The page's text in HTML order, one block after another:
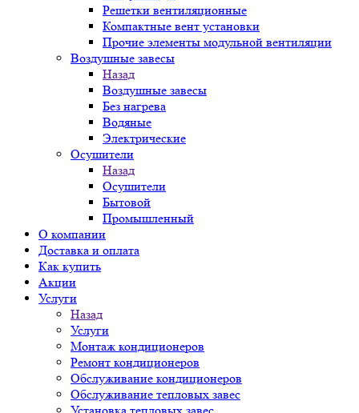
Решетки вентиляционные
Компактные вент установки
Прочие элементы модульной вентиляции
Воздушные завесы
Назад
Воздушные завесы
Без нагрева
Водяные
Электрические
Осушители
Назад
Осушители
Бытовой
Промышленный
О компании
Доставка и оплата
Как купить
Акции
Услуги
Назад
Услуги
Монтаж кондиционеров
Ремонт кондиционеров
Обслуживание кондиционеров
Обслуживание тепловых завес